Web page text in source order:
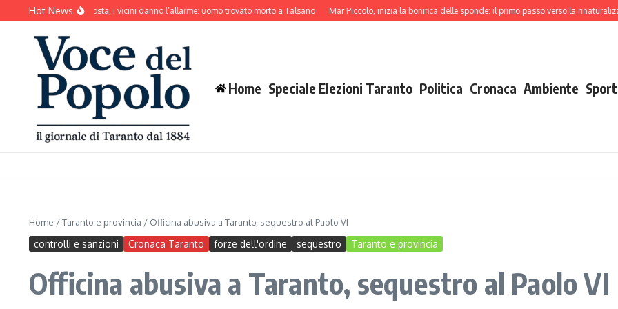
Salta al contenuto
Hot News
abbaia senza sosta, i vicini danno l’allarme: uomo trovato morto a Talsano Mar Piccolo, inizia la bonifica delle sponde: il primo passo verso la rinaturalizzazione
Home Speciale Elezioni Taranto Politica Cronaca Ambiente Sport
Home /Taranto e provincia / Officina abusiva a Taranto, sequestro al Paolo VI
controlli e sanzioni Cronaca Taranto forze dell'ordine sequestro Taranto e provincia
Officina abusiva a Taranto, sequestro al Paolo VI